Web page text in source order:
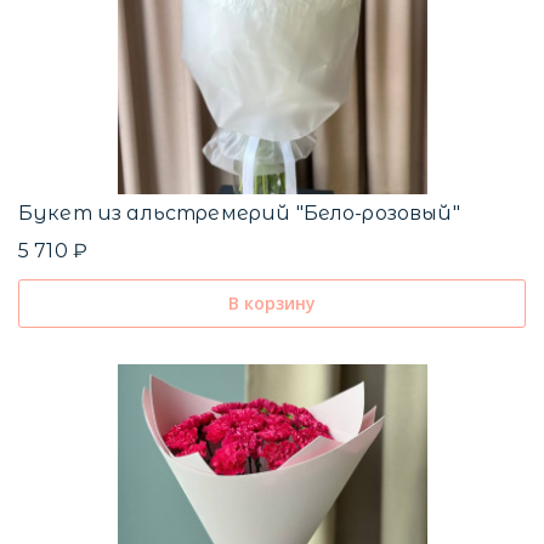
Букет из альстремерий "Бело-розовый"
5 710 ₽
В корзину